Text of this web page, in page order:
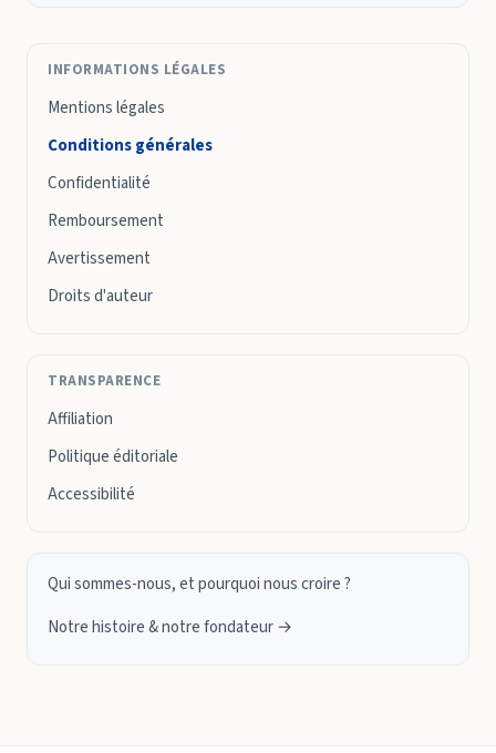
INFORMATIONS LÉGALES
Mentions légales
Conditions générales
Confidentialité
Remboursement
Avertissement
Droits d'auteur
TRANSPARENCE
Affiliation
Politique éditoriale
Accessibilité
Qui sommes-nous, et pourquoi nous croire ?
Notre histoire & notre fondateur →